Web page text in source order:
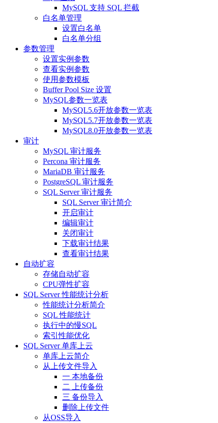
MySQL 支持 SQL 拦截
白名单管理
设置白名单
白名单分组
参数管理
设置实例参数
查看实例参数
使用参数模板
Buffer Pool Size 设置
MySQL参数一览表
MySQL5.6开放参数一览表
MySQL5.7开放参数一览表
MySQL8.0开放参数一览表
审计
MySQL 审计服务
Percona 审计服务
MariaDB 审计服务
PostgreSQL 审计服务
SQL Server 审计服务
SQL Server 审计简介
开启审计
编辑审计
关闭审计
下载审计结果
查看审计结果
自动扩容
存储自动扩容
CPU弹性扩容
SQL Server 性能统计分析
性能统计分析简介
SQL 性能统计
执行中的慢SQL
索引性能优化
SQL Server 单库上云
单库上云简介
从上传文件导入
一 本地备份
二 上传备份
三 备份导入
删除上传文件
从OSS导入